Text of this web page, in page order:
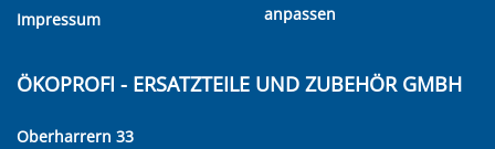
Impressum
anpassen
ÖKOPROFI - ERSATZTEILE UND ZUBEHÖR GMBH
Oberharrern 33